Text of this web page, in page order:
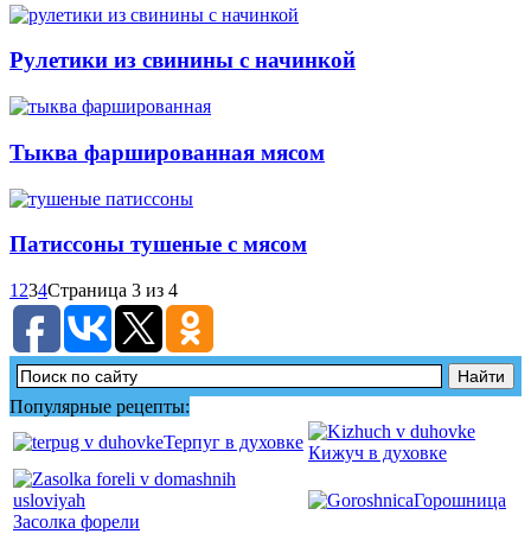
Рулетики из свинины с начинкой
Тыква фаршированная мясом
Патиссоны тушеные с мясом
1 234Страница 3 из 4
Популярные рецепты:
Терпуг в духовке
Кижуч в духовке
Засолка форели
Горошница